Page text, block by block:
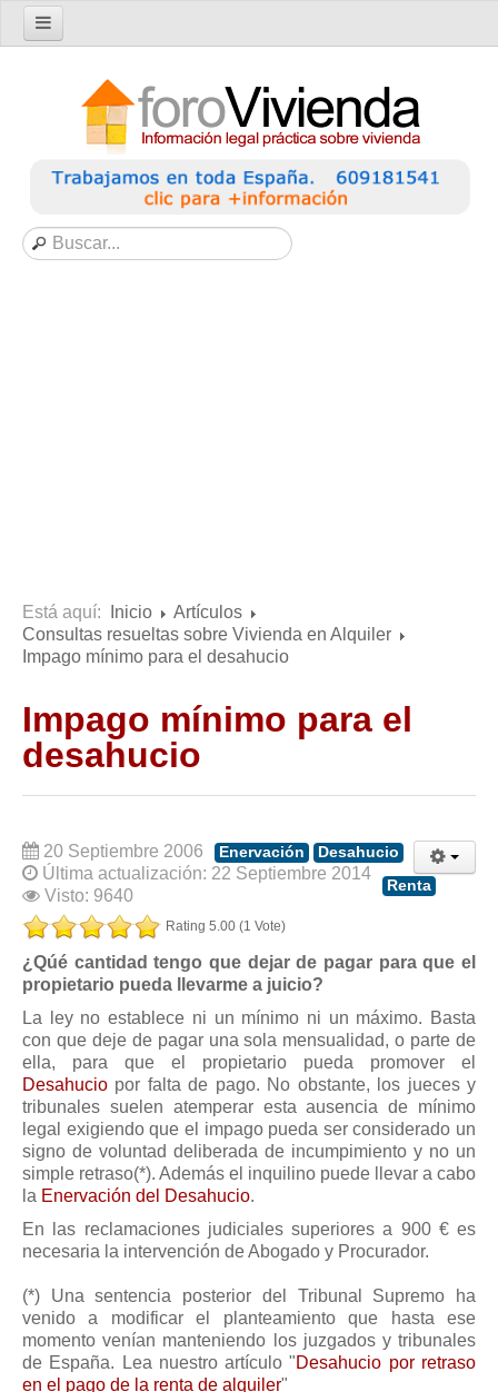
Nuevo tema
Buscar en el foro
Categorías
Temas recientes
Formularios
Formularios de Arrendamientos Urbanos
De vivienda
De uso distinto al de vivienda
Otros contratos de Arrendamiento
Para contratos posteriores al 6 de junio de 2013
Para contratos anteriores al 6 de junio de 2013
Para contratos de Renta Antigua
Formularios sobre Vivienda en Propiedad
Modelos de Contratos
Requerimientos y comunicaciones
Formularios sobre Propiedad Horizontal
Modelos de Convocatoria de Junta de Propietarios
Modelos de Acta de Junta de Propietarios
Requerimientos y comunicaciones
Legislación
Legislación sobre Arrendamientos Urbanos
Legislación sobre Adquisición de Vivienda en Propiedad
Legislación de interés práctico
Está aquí: Inicio
Artículos
Consultas resueltas sobre Vivienda en Alquiler
Impago mínimo para el desahucio
Impago mínimo para el
desahucio
20 Septiembre 2006
Última actualización: 22 Septiembre 2014
Visto: 9640
Enervación
Desahucio
Renta
Rating 5.00 (1 Vote)
¿Qúé cantidad tengo que dejar de pagar para que el
propietario pueda llevarme a juicio?
La ley no establece ni un mínimo ni un máximo. Basta
con que deje de pagar una sola mensualidad, o parte de
ella, para que el propietario pueda promover el
Desahucio por falta de pago. No obstante, los jueces y
tribunales suelen atemperar esta ausencia de mínimo
legal exigiendo que el impago pueda ser considerado un
signo de voluntad deliberada de incumpimiento y no un
simple retraso(*). Además el inquilino puede llevar a cabo
la Enervación del Desahucio.
En las reclamaciones judiciales superiores a 900 € es
necesaria la intervención de Abogado y Procurador.
(*) Una sentencia posterior del Tribunal Supremo ha
venido a modificar el planteamiento que hasta ese
momento venían manteniendo los juzgados y tribunales
de España. Lea nuestro artículo "Desahucio por retraso
en el pago de la renta de alquiler"